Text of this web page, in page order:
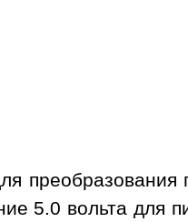
преобразования
5.0 вольта для